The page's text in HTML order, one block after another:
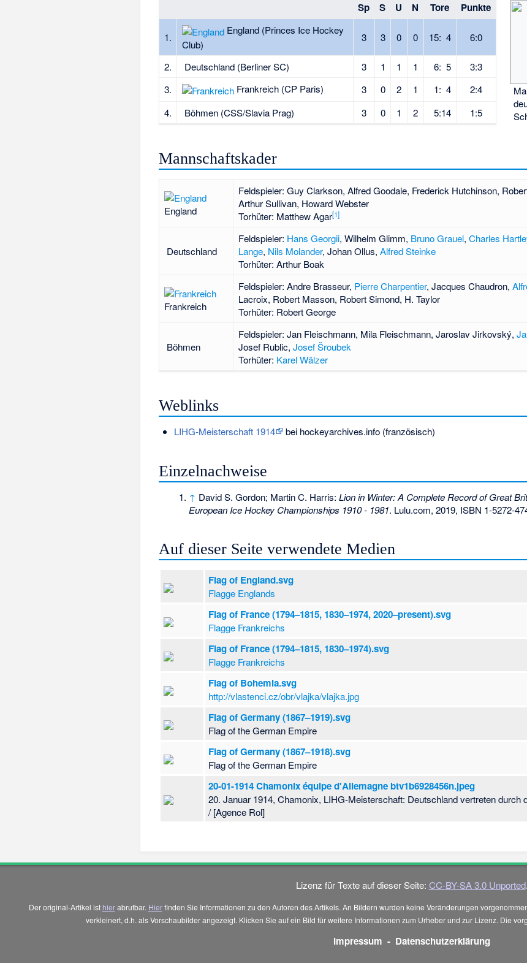
Sp S U N Tore Punkte
1.
England (Princes Ice Hockey
Club)
3 3 0 0 15: 4 6:0
2. Deutschland (Berliner SC) 3 1 1 1 6: 5
3:3
3.
Frankreich (CP Paris) 3 0 2 1 1: 4
2:4
4.
Böhmen (CSS/Slavia Prag) 3 0 1 2 5:14 1:5
Mannschaftskader
England
Feldspieler: Guy Clarkson, Alfred Goodale, Frederick Hutchinson,
Arthur Sullivan, Howard Webster
Torhüter: Matthew Agar[1]
Deutschland
Feldspieler: Hans Georgii, Wilhelm Glimm, Bruno Grauel, Charles
Lange, Nils Molander, Johan Ollus, Alfred Steinke
Torhüter: Arthur Boak
Frankreich
Feldspieler: Andre Brasseur, Pierre Charpentier, Jacques Chaudron,
Lacroix, Robert Masson, Robert Simond, H. Taylor
Torhüter: Robert George
Böhmen
Feldspieler: Jan Fleischmann, Mila Fleischmann, Jaroslav Jirkovský,
Josef Rublic, Josef Šroubek
Torhüter: Karel Wälzer
Weblinks
LIHG-Meisterschaft 1914 bei hockeyarchives.info (französisch)
Einzelnachweise
↑ David S. Gordon; Martin C. Harris: Lion in Winter: A Complete Record of Great
European Ice Hockey Championships 1910 - 1981. Lulu.com, 2019, ISBN 1-5272-
Auf dieser Seite verwendete Medien
Flag of England.svg
Flagge Englands
Flag of France (1794–1815, 1830–1974, 2020–present).svg
Flagge Frankreichs
Flag of France (1794–1815, 1830–1974).svg
Flagge Frankreichs
Flag of Bohemia.svg
http://vlastenci.cz/obr/vlajka/vlajka.jpg
Flag of Germany (1867–1919).svg
Flag of the German Empire
Flag of Germany (1867–1918).svg
Flag of the German Empire
20-01-1914 Chamonix équipe d'Allemagne btv1b6928456n.jpeg
20. Januar 1914, Chamonix, LIHG-Meisterschaft: Deutschland vertreten durch
/ [Agence Rol]
Lizenz für Texte auf dieser Seite: CC-BY-SA 3.0 Unported.
Der original-Artikel ist hierabrufbar. Hierfinden Sie Informationen zu den Autoren des Artikels. An Bildern wurden keine Veränderungen
verkleinert, d.h. als Vorschaubilder angezeigt. Klicken Sie auf ein Bild für weitere Informationen zum Urheber und zur Lizenz. Die
Impressum - Datenschutzerklärung